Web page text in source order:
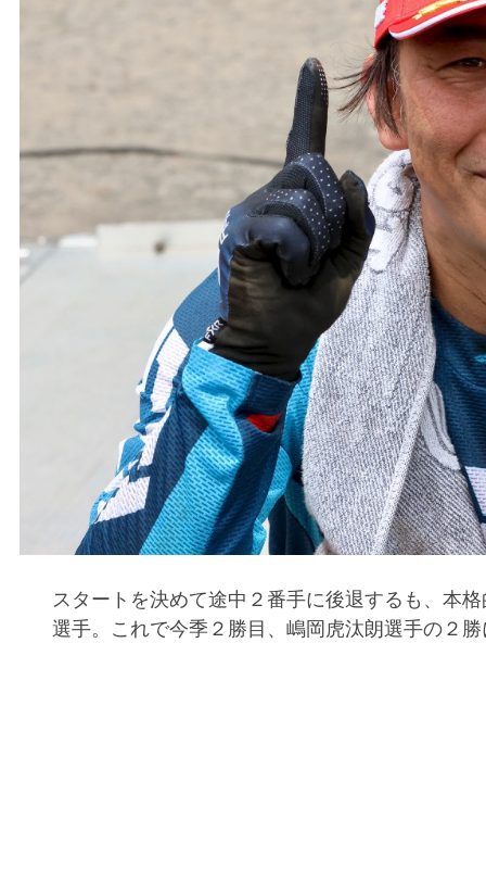
スタートを決めて途中２番手に後退するも、本
選手。これで今季２勝目、嶋岡虎汰朗選手の２